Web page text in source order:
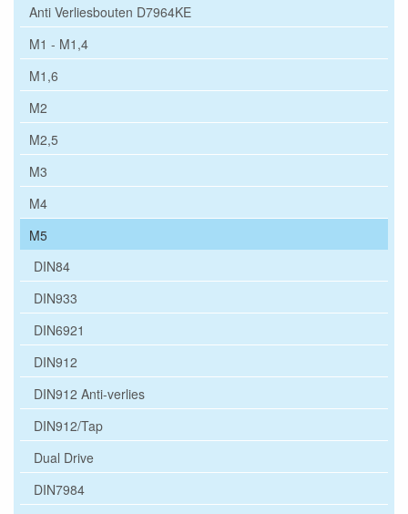
Anti Verliesbouten D7964KE
M1 - M1,4
M1,6
M2
M2,5
M3
M4
M5
DIN84
DIN933
DIN6921
DIN912
DIN912 Anti-verlies
DIN912/Tap
Dual Drive
DIN7984